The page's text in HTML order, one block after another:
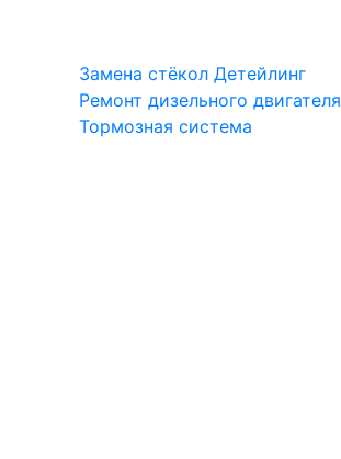
Замена стёкол Детейлинг
Ремонт дизельного двигателя
Тормозная система